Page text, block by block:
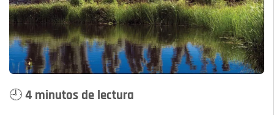
🕘 4 minutos de lectura